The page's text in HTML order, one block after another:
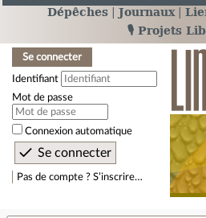
Dépêches Journaux
🎙️ Projets
Se connecter
Identifiant
Mot de passe
Connexion automatique
Pas de compte ? S’inscrire…